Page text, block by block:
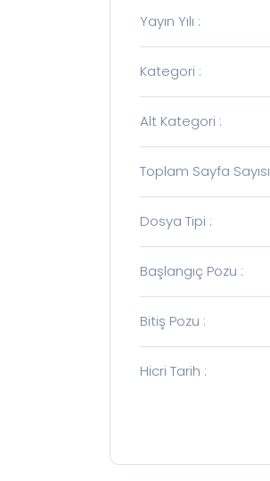
Yayın Yılı :
Kategori :
Alt Kategori :
Toplam Sayfa Sayısı
Dosya Tipi :
Başlangıç Pozu :
Bitiş Pozu :
Hicri Tarih :